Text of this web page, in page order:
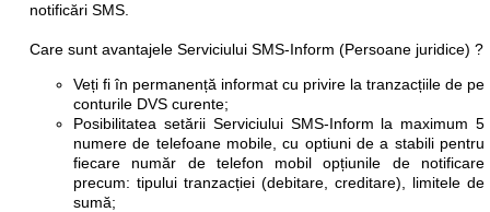
notificări SMS.
Care sunt avantajele Serviciului SMS-Inform (Persoane juridice) ?
Veți fi în permanență informat cu privire la tranzacțiile de pe
conturile DVS curente;
Posibilitatea setării Serviciului SMS-Inform la maximum 5
numere de telefoane mobile, cu optiuni de a stabili pentru
fiecare număr de telefon mobil opțiunile de notificare
precum: tipului tranzacției (debitare, creditare), limitele de
sumă;